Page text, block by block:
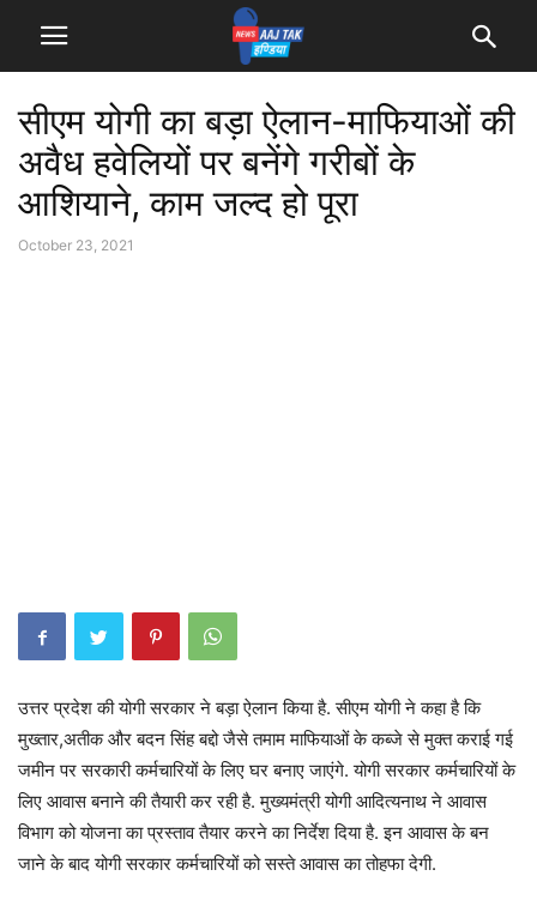
सीएम योगी का बड़ा ऐलान-माफियाओं की
अवैध हवेलियों पर बनेंगे गरीबों के
आशियाने, काम जल्द हो पूरा
October 23, 2021
उत्तर प्रदेश की योगी सरकार ने बड़ा ऐलान किया है. सीएम योगी ने कहा है कि
मुख्तार,अतीक और बदन सिंह बद्दो जैसे तमाम माफियाओं के कब्जे से मुक्त कराई गई
जमीन पर सरकारी कर्मचारियों के लिए घर बनाए जाएंगे. योगी सरकार कर्मचारियों के
लिए आवास बनाने की तैयारी कर रही है. मुख्यमंत्री योगी आदित्यनाथ ने आवास
विभाग को योजना का प्रस्ताव तैयार करने का निर्देश दिया है. इन आवास के बन
जाने के बाद योगी सरकार कर्मचारियों को सस्ते आवास का तोहफा देगी.